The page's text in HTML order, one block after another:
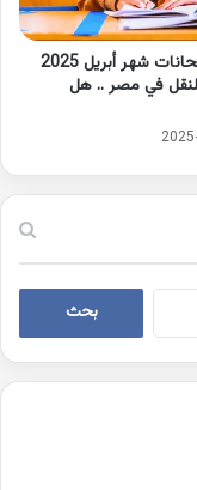
موعد امتحانات شهر أبريل 2025
في مصر .. هل
البحث